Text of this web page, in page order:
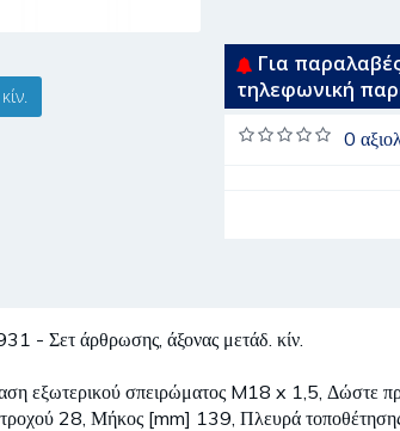
Για
τηλεφωνική
0
άρθρωσης, άξονας μετάδ. κίν.
σπειρώματος M18 x 1,5, Δώστε
28, Μήκος [mm] 139, Πλευρά τοποθέτησης